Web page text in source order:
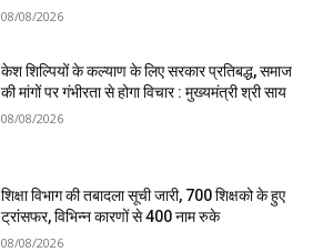
08/08/2026
केश शिल्पियों के कल्याण के लिए सरकार प्रतिबद्ध, समाज
की मांगों पर गंभीरता से होगा विचार : मुख्यमंत्री श्री साय
08/08/2026
शिक्षा विभाग की तबादला सूची जारी, 700 शिक्षको के हुए
ट्रांसफर, विभिन्न कारणों से 400 नाम रुके
08/08/2026